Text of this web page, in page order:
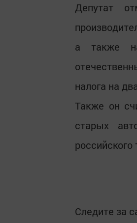
Депутат
а также
налога на
Также он
старых
российского
Следите за